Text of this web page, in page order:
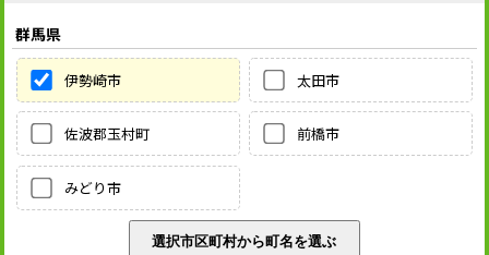
群馬県
伊勢崎市 太田市
佐波郡玉村町 前橋市
みどり市